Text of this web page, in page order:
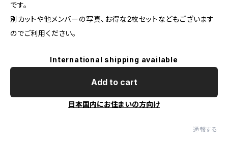
です。
別カットや他メンバーの写真、お得な2枚セットなどもございます
のでご利用ください。
International shipping available
Add to cart
日本国内にお住まいの方向け
通報する